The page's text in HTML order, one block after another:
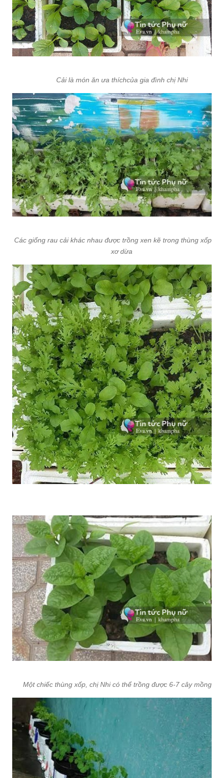
Cải là món ăn ưa thíchcủa gia đình chị Nhi
Các giống rau cải khác nhau được trồng xen kẽ trong thùng xốp
xơ dừa
Một chiếc thùng xốp, chị Nhi có thể trồng được 6-7 cây mồng